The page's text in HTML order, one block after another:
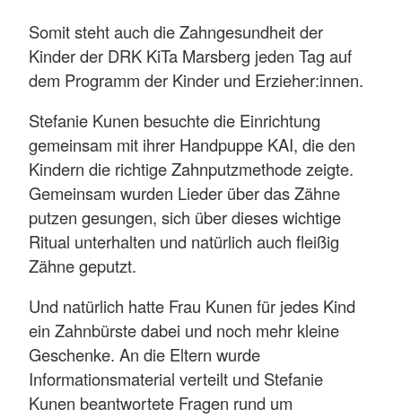
Somit steht auch die Zahngesundheit der
Kinder der DRK KiTa Marsberg jeden Tag auf
dem Programm der Kinder und Erzieher:innen.
Stefanie Kunen besuchte die Einrichtung
gemeinsam mit ihrer Handpuppe KAI, die den
Kindern die richtige Zahnputzmethode zeigte.
Gemeinsam wurden Lieder über das Zähne
putzen gesungen, sich über dieses wichtige
Ritual unterhalten und natürlich auch fleißig
Zähne geputzt.
Und natürlich hatte Frau Kunen für jedes Kind
ein Zahnbürste dabei und noch mehr kleine
Geschenke. An die Eltern wurde
Informationsmaterial verteilt und Stefanie
Kunen beantwortete Fragen rund um